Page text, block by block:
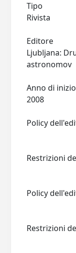
Tipo
Rivista
Editore
Ljubljana:
Anno di inizio
Policy
Restrizioni
Policy
Restrizioni